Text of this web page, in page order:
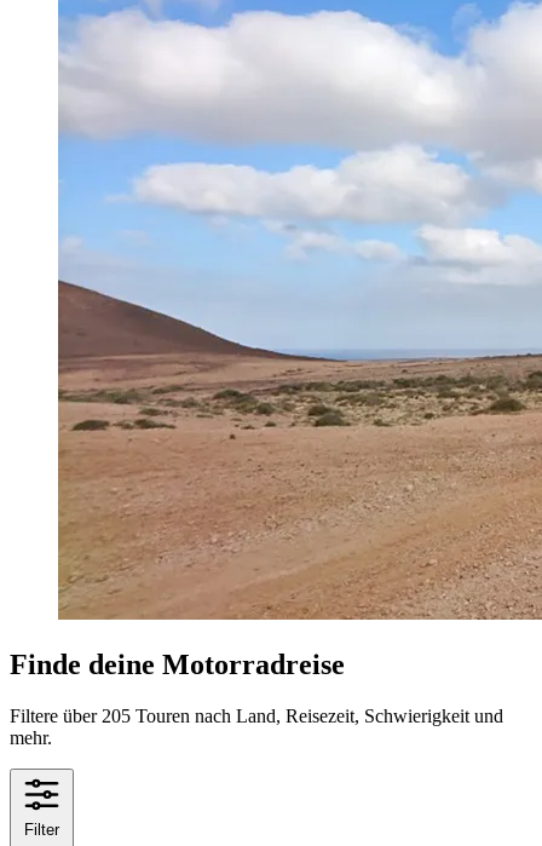
Finde deine Motorradreise
Filtere über 205 Touren nach Land, Reisezeit, Schwierigkeit und
mehr.
Filter